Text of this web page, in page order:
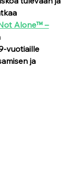
Alone™ –
vuotiaille
ja